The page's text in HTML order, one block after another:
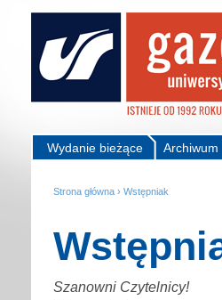
Archiwum
Wydanie bieżące
Strona główna › Wstępniak
Szanowni Czytelnicy!